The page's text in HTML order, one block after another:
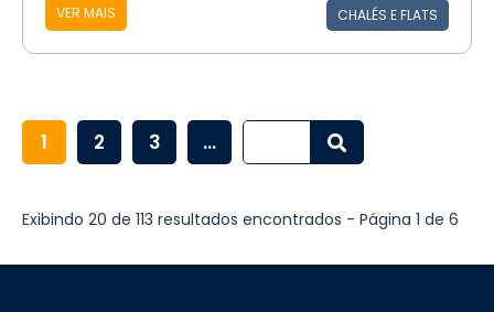
VER MAIS CHALÉS E FLATS
1 2 3 ...
Exibindo 20 de 113 resultados encontrados - Página 1 de 6